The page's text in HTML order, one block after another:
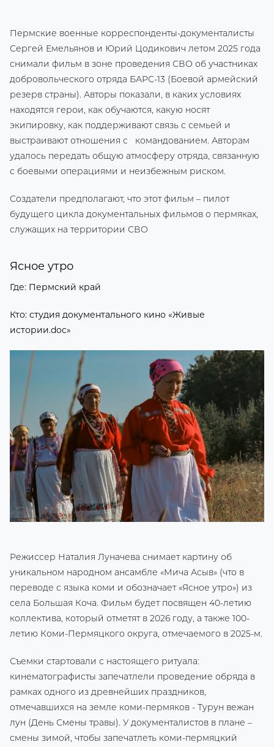
Пермские военные корреспонденты-документалисты
Сергей Емельянов и Юрий Цодикович летом 2025 года
снимали фильм в зоне проведения СВО об участниках
добровольческого отряда БАРС-13 (Боевой армейский
резерв страны). Авторы показали, в каких условиях
находятся герои, как обучаются, какую носят
экипировку, как поддерживают связь с семьей и
выстраивают отношения с командованием. Авторам
удалось передать общую атмосферу отряда, связанную
с боевыми операциями и неизбежным риском.
Создатели предполагают, что этот фильм – пилот
будущего цикла документальных фильмов о пермяках,
служащих на территории СВО
Ясное утро
Где: Пермский край
Кто: студия документального кино «Живые
истории.doc»
Режиссер Наталия Луначева снимает картину об
уникальном народном ансамбле «Мича Асыв» (что в
переводе с языка коми и обозначает «Ясное утро») из
села Большая Коча. Фильм будет посвящен 40-летию
коллектива, который отметят в 2026 году, а также 100-
летию Коми-Пермяцкого округа, отмечаемого в 2025-м.
Съемки стартовали с настоящего ритуала:
кинематографисты запечатлели проведение обряда в
рамках одного из древнейших праздников,
отмечавшихся на земле коми-пермяков - Турун вежан
лун (День Смены травы). У документалистов в плане –
смены зимой, чтобы запечатлеть коми-пермяцкий